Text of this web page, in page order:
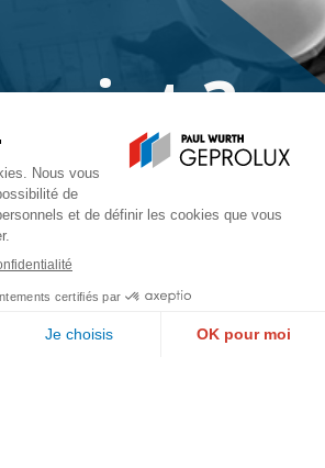
?
GEPROLUX S.A.
1, rue de l’Aciérie